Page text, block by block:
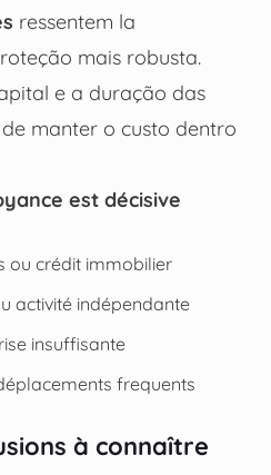
ressentem la
mais robusta.
e a duração das
manter o custo dentro
est décisive
ou crédit immobilier
activité indépendante
insuffisante
frequents
à connaître